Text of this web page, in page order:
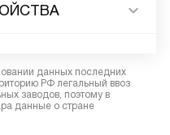
данных последних
РФ легальный ввоз
заводов, поэтому в
данные о стране